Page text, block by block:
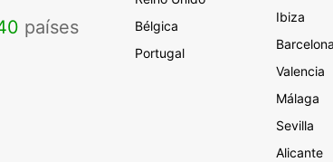
países
Bélgica
Portugal
Ibiza
Barcelona
Valencia
Málaga
Sevilla
Alicante